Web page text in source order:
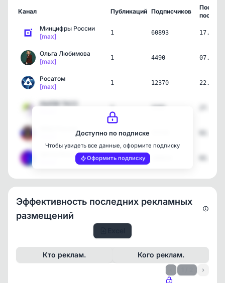
Канал Публикаций Подписчиков
пост
Минцифры России
[max]
1 60893
Ольга Любимова
[max]
1 4490
Росатом
[max]
1 12370
НЬЮМ ТАСС
1 3165
1
Центр Безопасности MAX
1
Доступно по подписке
Чтобы увидеть все данные, оформите подписку
Оформить подписку
Эффективность последних рекламных
размещений
Кто реклам. Кого реклам.
›